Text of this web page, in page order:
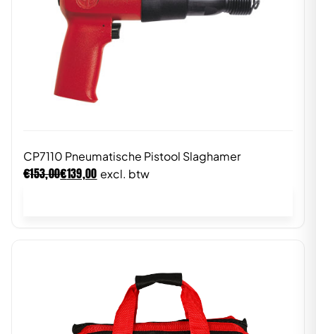
CP7110 Pneumatische Pistool Slaghamer
€153,00€139,00 excl. btw